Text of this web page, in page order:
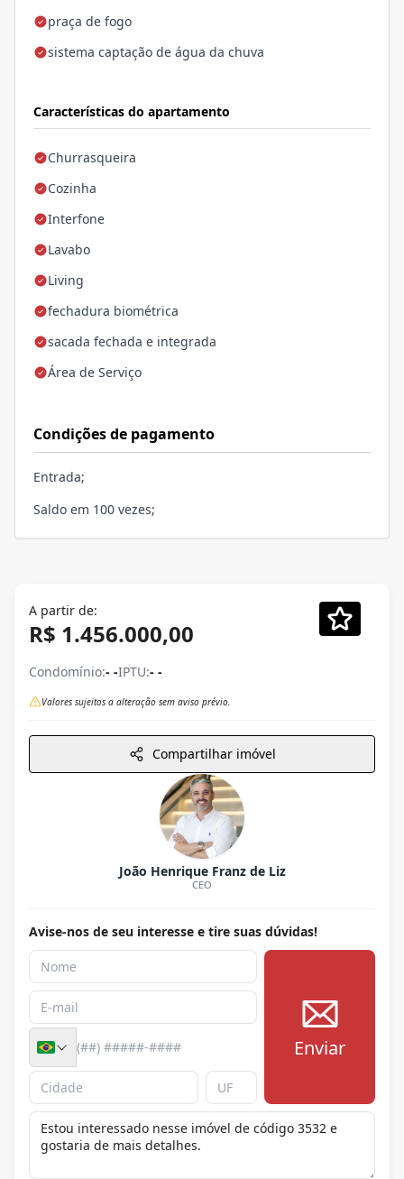
praça de fogo
sistema captação de água da chuva
Características do apartamento
Churrasqueira
Cozinha
Interfone
Lavabo
Living
fechadura biométrica
sacada fechada e integrada
Área de Serviço
Condições de pagamento
Entrada;
Saldo em 100 vezes;
A partir de:
R$ 1.456.000,00
Condomínio:- -IPTU:- -
Valores sujeitos a alteração sem aviso prévio.
Compartilhar imóvel
João Henrique Franz de Liz
CEO
Avise-nos de seu interesse e tire suas dúvidas!
Enviar